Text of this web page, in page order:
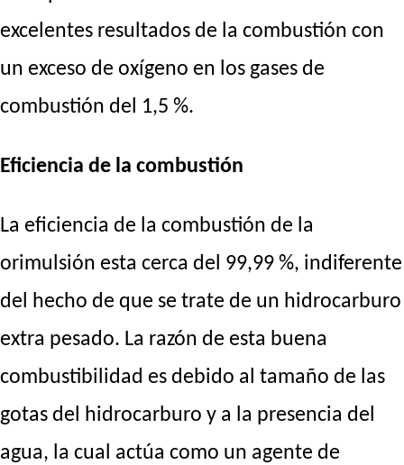
excelentes resultados de la combustión con
un exceso de oxígeno en los gases de
combustión del 1,5 %.
Eficiencia de la combustión
La eficiencia de la combustión de la
orimulsión esta cerca del 99,99 %, indiferente
del hecho de que se trate de un hidrocarburo
extra pesado. La razón de esta buena
combustibilidad es debido al tamaño de las
gotas del hidrocarburo y a la presencia del
agua, la cual actúa como un agente de